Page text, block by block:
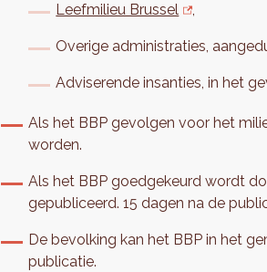
Leefmilieu Brussel ,
Overige administraties,
Adviserende insanties, in het
Als het BBP gevolgen voor het
worden.
Als het BBP goedgekeurd wordt
gepubliceerd. 15 dagen na de
De bevolking kan het BBP in het
publicatie.